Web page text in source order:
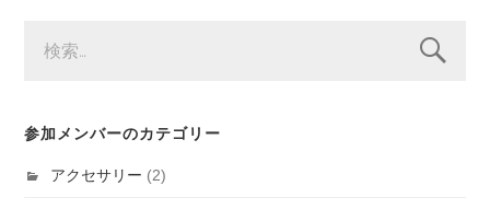
索:
参加メンバーのカテゴリー
アクセサリー (2)